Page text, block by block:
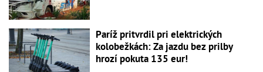
Paríž pritvrdil pri elektrických
kolobežkách: Za jazdu bez prilby
hrozí pokuta 135 eur!